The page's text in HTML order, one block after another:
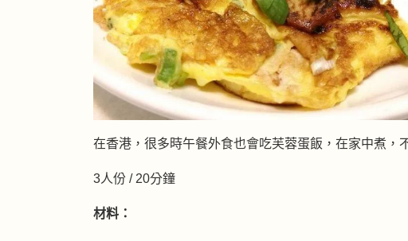
在香港，很多時午餐外食也會吃芙蓉蛋飯，在家中煮，
3人份 / 20分鐘
材料：